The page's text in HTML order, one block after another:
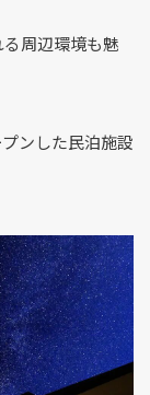
周辺環境も魅
ンした民泊施設